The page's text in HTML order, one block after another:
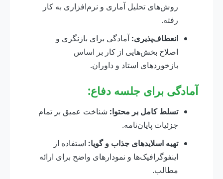
روش‌های تحلیل آماری و نرم‌افزاری به کار
رفته.
انعطاف‌پذیری: آمادگی برای بازنگری و
اصلاح بخش‌هایی از کار بر اساس
بازخوردهای استاد و داوران.
آمادگی برای جلسه دفاع:
تسلط کامل بر محتوا: شناخت عمیق بر تمام
جزئیات پایان‌نامه.
تهیه اسلاید‌های جذاب و گویا: استفاده از
اینفوگرافیک‌ها و نمودارهای واضح برای ارائه
مطالب.